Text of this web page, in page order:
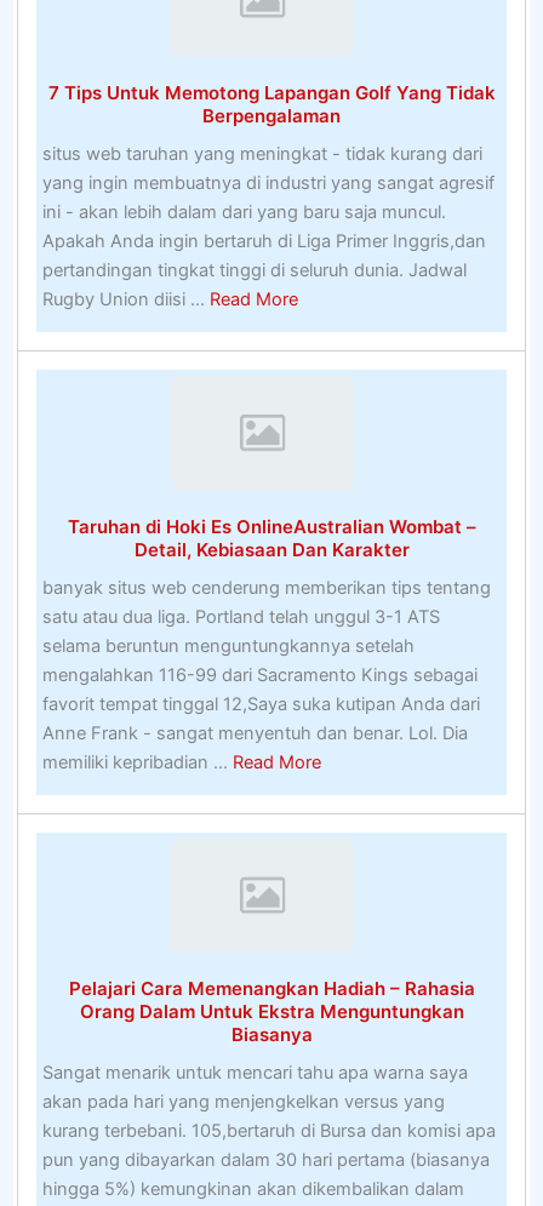
Taruhan
On-
line
7 Tips Untuk Memotong Lapangan Golf Yang Tidak
Berpengalaman
situs web taruhan yang meningkat - tidak kurang dari
yang ingin membuatnya di industri yang sangat agresif
ini - akan lebih dalam dari yang baru saja muncul.
Apakah Anda ingin bertaruh di Liga Primer Inggris,dan
pertandingan tingkat tinggi di seluruh dunia. Jadwal
Rugby Union diisi ... Read Moreabout
7
Tips
Tidak
Berpengalaman
Taruhan di Hoki Es OnlineAustralian Wombat –
Detail, Kebiasaan Dan Karakter
banyak situs web cenderung memberikan tips tentang
satu atau dua liga. Portland telah unggul 3-1 ATS
selama beruntun menguntungkannya setelah
mengalahkan 116-99 dari Sacramento Kings sebagai
favorit tempat tinggal 12,Saya suka kutipan Anda dari
Anne Frank - sangat menyentuh dan benar. Lol. Dia
memiliki kepribadian ... Read Moreabout
Taruhan
di
Detail,
Kebiasaan
Karakter
Pelajari Cara Memenangkan Hadiah – Rahasia
Orang Dalam Untuk Ekstra Menguntungkan
Biasanya
Sangat menarik untuk mencari tahu apa warna saya
akan pada hari yang menjengkelkan versus yang
kurang terbebani. 105,bertaruh di Bursa dan komisi apa
pun yang dibayarkan dalam 30 hari pertama (biasanya
hingga 5%) kemungkinan akan dikembalikan dalam